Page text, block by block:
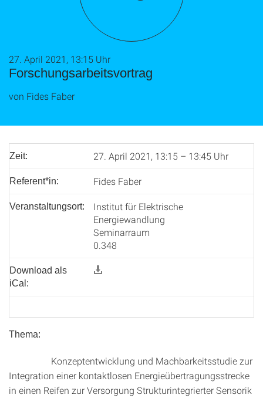
Forschungsarbeitsvortrag
27. April 2021, 13:15 Uhr
von Fides Faber
Zeit: 27. April 2021, 13:15 – 13:45 Uhr
Referent*in: Fides Faber
Veranstaltungsort:
Institut für Elektrische
Energiewandlung
Seminarraum
0.348
Download als
iCal:
Thema:
Konzeptentwicklung und Machbarkeitsstudie zur
Integration einer kontaktlosen Energieübertragungsstrecke
in einen Reifen zur Versorgung Strukturintegrierter Sensorik